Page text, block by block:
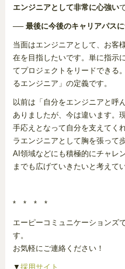
エンジニアとして非常に心強い
── 最後に今後のキャリアパスに
当面はエンジニアとして、お客
在を目指したいです。単に指示
てプロジェクトをリードできる
るエンジニア」の定義です。
以前は「自分をエンジニアと呼
ありましたが、今は違います。
手応えとなって自分を支えてく
ラエンジニアとして胸を張って
AI領域などにも積極的にチャレ
までも広げていきたいと考えてい
* * * *
エーピーコミュニケーションズ
す。
お気軽にご連絡ください！
▼ 採用サイト